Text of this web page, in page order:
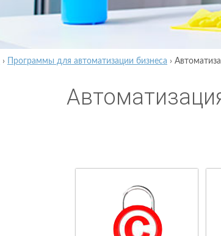
› Программы для автоматизации бизнеса ›